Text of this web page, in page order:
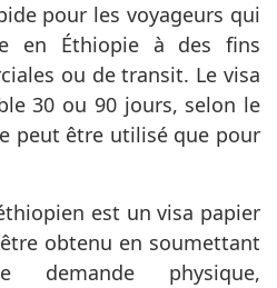
pour les voyageurs qui
en Éthiopie à des fins
ou de transit. Le visa
30 ou 90 jours, selon le
peut être utilisé que pour
est un visa papier
obtenu en soumettant
demande physique,